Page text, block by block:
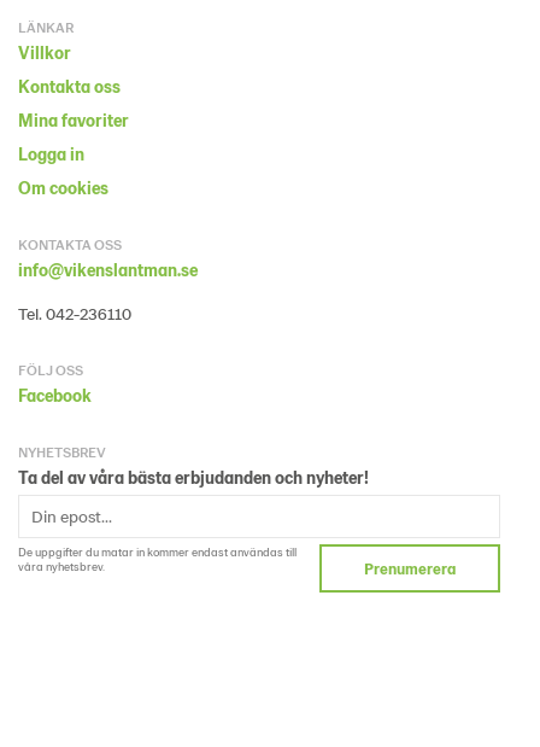
LÄNKAR
Villkor
Kontakta oss
Mina favoriter
Logga in
Om cookies
KONTAKTA OSS
info@vikenslantman.se
Tel. 042-236110
FÖLJ OSS
Facebook
NYHETSBREV
Ta del av våra bästa erbjudanden och nyheter!
De uppgifter du matar in kommer endast användas till
våra nyhetsbrev.
Prenumerera